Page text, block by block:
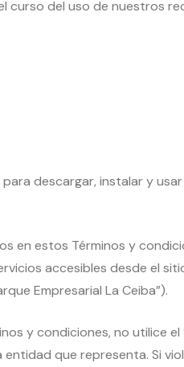
del uso de nuestros
descargar, instalar y
estos Términos y
accesibles desde el
Empresarial La Ceiba”).
y condiciones, no utilice el
que representa. Si